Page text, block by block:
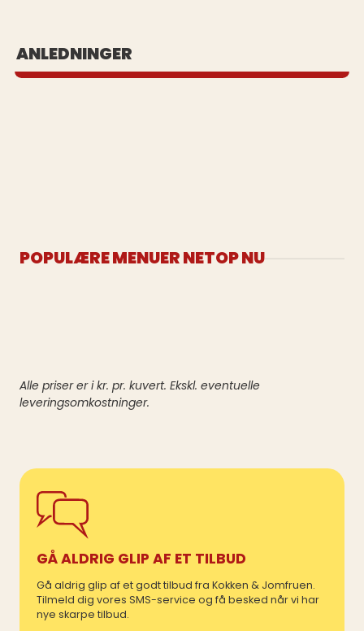
ANLEDNINGER
Se vores populære buffeter
POPULÆRE MENUER NETOP NU
Alle priser er i kr. pr. kuvert. Ekskl. eventuelle
leveringsomkostninger.
GÅ ALDRIG GLIP AF ET TILBUD
Gå aldrig glip af et godt tilbud fra Kokken & Jomfruen.
Tilmeld dig vores SMS-service og få besked når vi har
nye skarpe tilbud.